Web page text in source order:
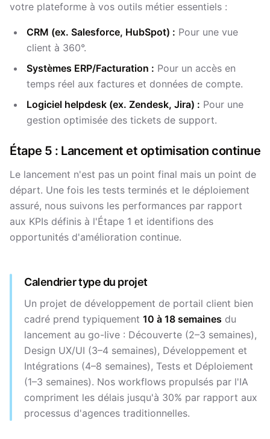
votre plateforme à vos outils métier essentiels :
CRM (ex. Salesforce, HubSpot) : Pour une vue
client à 360°.
Systèmes ERP/Facturation : Pour un accès en
temps réel aux factures et données de compte.
Logiciel helpdesk (ex. Zendesk, Jira) : Pour une
gestion optimisée des tickets de support.
Étape 5 : Lancement et optimisation continue
Le lancement n'est pas un point final mais un point de
départ. Une fois les tests terminés et le déploiement
assuré, nous suivons les performances par rapport
aux KPIs définis à l'Étape 1 et identifions des
opportunités d'amélioration continue.
Calendrier type du projet
Un projet de développement de portail client bien
cadré prend typiquement 10 à 18 semaines du
lancement au go-live : Découverte (2–3 semaines),
Design UX/UI (3–4 semaines), Développement et
Intégrations (4–8 semaines), Tests et Déploiement
(1–3 semaines). Nos workflows propulsés par l'IA
compriment les délais jusqu'à 30% par rapport aux
processus d'agences traditionnelles.